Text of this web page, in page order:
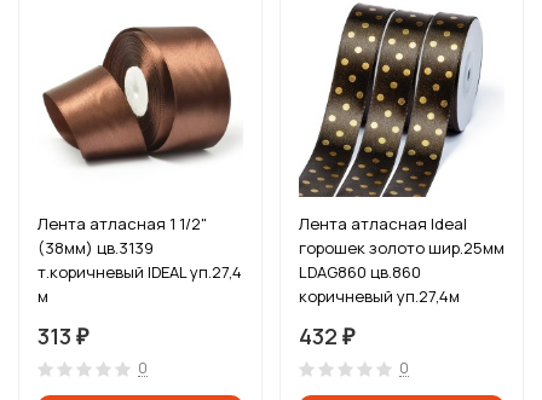
Лента атласная 1 1/2"
(38мм) цв.3139
т.коричневый IDEAL уп.27,4
м
313 ₽
0
Лента атласная Ideal
горошек золото шир.25мм
LDAG860 цв.860
коричневый уп.27,4м
432 ₽
0